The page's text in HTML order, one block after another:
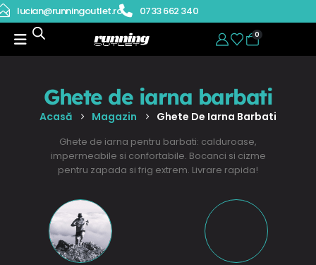
lucian@runningoutlet.ro 0733 662 340
0
Ghete de iarna barbati
Acasă Magazin Ghete De Iarna Barbati
Ghete de iarna pentru barbati: calduroase,
impermeabile si confortabile. Bocanci si cizme
pentru zapada si frig extrem. Livrare rapida!